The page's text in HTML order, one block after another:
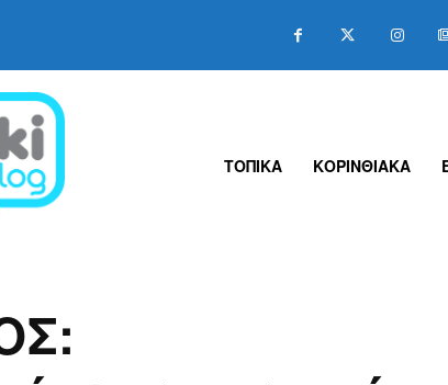
ΤΟΠΙΚΑ ΚΟΡΙΝΘΙΑΚΑ